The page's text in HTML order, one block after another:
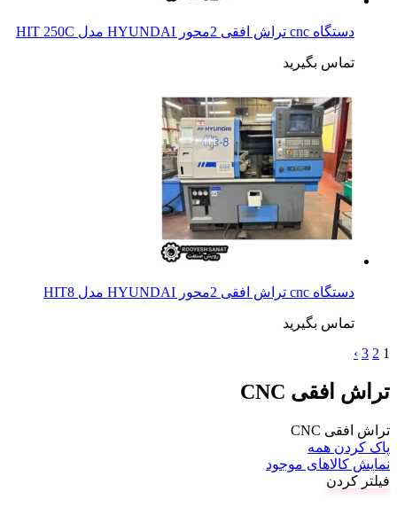
دستگاه cnc تراش افقی 2محور HYUNDAI مدل HIT 250C
تماس بگیرید
دستگاه cnc تراش افقی 2محور HYUNDAI مدل HIT8
تماس بگیرید
1
2
3
›
تراش افقی CNC
تراش افقی CNC
پاک کردن همه
نمایش کالاهای موجود
فیلتر کردن